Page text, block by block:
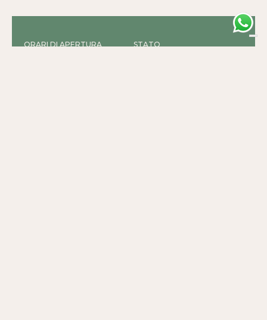
ORARI DI APERTURA
STATO